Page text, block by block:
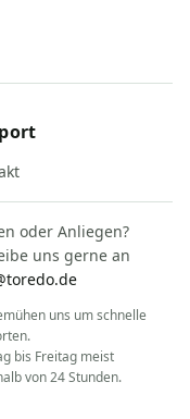
oder Anliegen?
uns gerne an
uns um schnelle
bis Freitag meist
von 24 Stunden.